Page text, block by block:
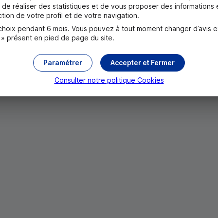
de respecter certaines règles.
mais l’ouverture d’un livret d’épargne comme un
Livret
à épargner sur 6 mois après avoir établi le budget de
que vous souhaitez de votre compte courant vers votre
de réaliser des statistiques et de vous proposer des informations
de votre profil et de votre navigation.
pendant 6 mois. Vous pouvez à tout moment changer d’avis
présent en pied de page du site.
Accepter et Fermer
Paramétrer
Consulter notre politique Cookies